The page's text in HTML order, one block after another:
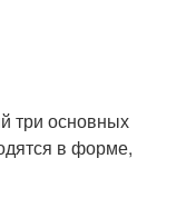
три основных
в форме,